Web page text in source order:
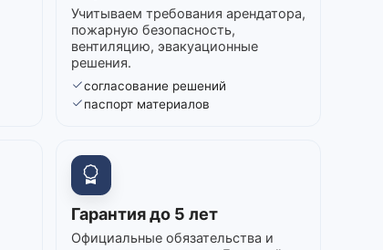
Учитываем требования арендатора,
пожарную безопасность,
вентиляцию, эвакуационные
решения.
согласование решений
паспорт материалов
Гарантия до 5 лет
Официальные обязательства и